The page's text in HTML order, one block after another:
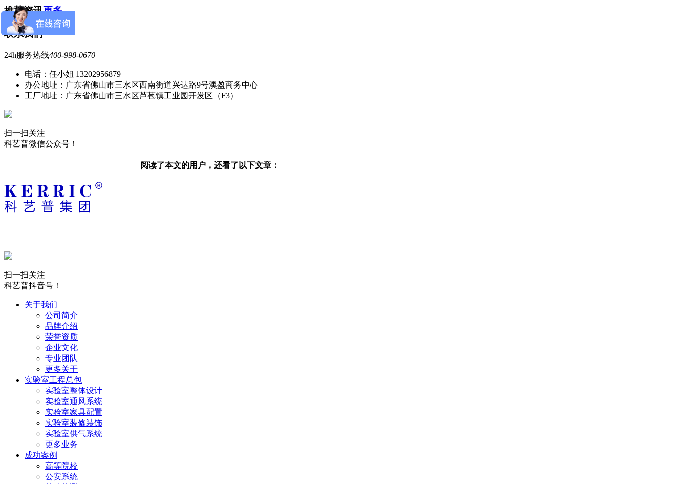
推荐资讯更多
联系我们
24h服务热线400-998-0670
电话：任小姐 13202956879
办公地址：广东省佛山市三水区西南街道兴达路9号澳盈商务中心
工厂地址：广东省佛山市三水区芦苞镇工业园开发区（F3）
扫一扫关注
科艺普微信公众号！
阅读了本文的用户，还看了以下文章：
扫一扫关注
科艺普抖音号！
关于我们
公司简介
品牌介绍
荣誉资质
企业文化
专业团队
更多关于
实验室工程总包
实验室整体设计
实验室通风系统
实验室家具配置
实验室装修装饰
实验室供气系统
更多业务
成功案例
高等院校
公安系统